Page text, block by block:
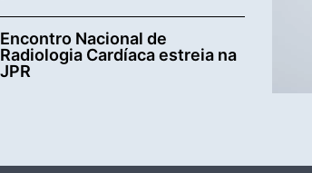
Encontro Nacional de
Radiologia Cardíaca estreia na
JPR